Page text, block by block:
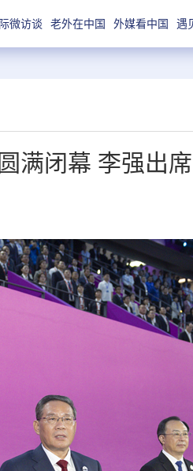
微访谈 老外在中国 外媒看中国 遇
满闭幕 李强出